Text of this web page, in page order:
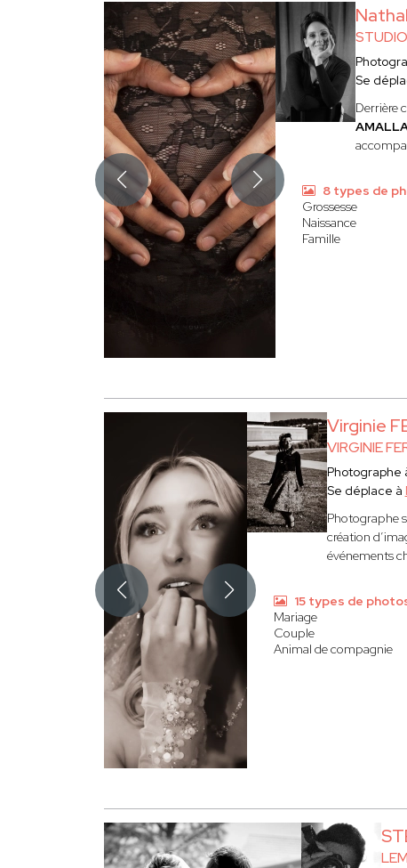
Se
Derrière
8 types de
Grossesse
Naissance
Famille
Virginie
VIRGINIE
Photographe
Se déplace à
Photographe
création
événements
15 types de
Mariage
Couple
Animal de compagnie